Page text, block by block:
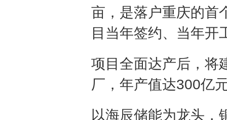
亩，是落户重庆的首
目当年签约、当年开
项目全面达产后，将
厂，年产值达300亿
以海辰储能为龙头，